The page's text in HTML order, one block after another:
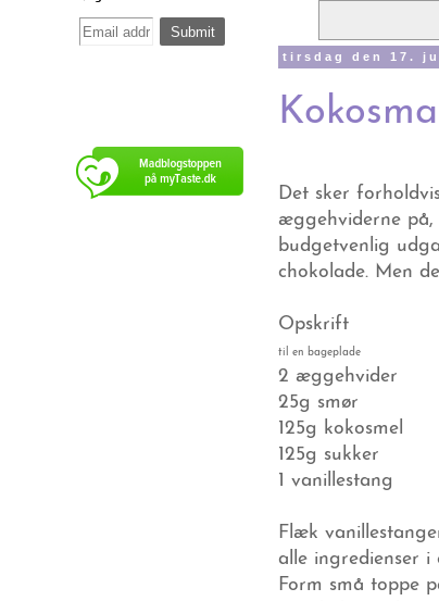
tirsdag den 17.
Det sker
æggehviderne
budgetvenlig
chokolade. Men
Opskrift
til en bageplade
2 æggehvider
25g smør
125g kokosmel
125g sukker
1 vanillestang
Flæk
alle ingredienser
Form små toppe